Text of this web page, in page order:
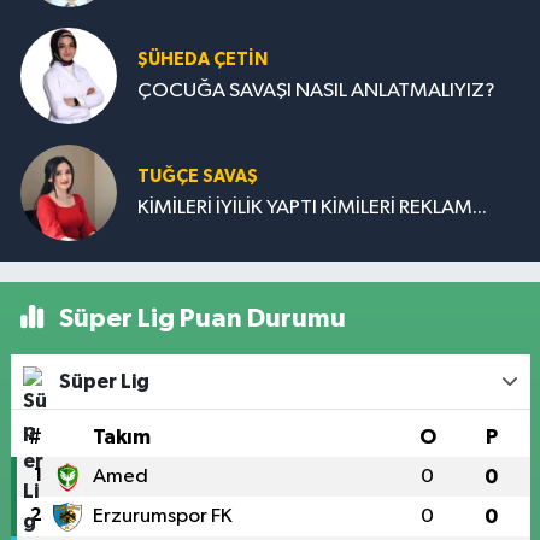
ŞÜHEDA ÇETİN
ÇOCUĞA SAVAŞI NASIL ANLATMALIYIZ?
TUĞÇE SAVAŞ
KİMİLERİ İYİLİK YAPTI KİMİLERİ REKLAM...
Süper Lig Puan Durumu
Süper Lig
# Takım O P
1 Amed 0 0
2 Erzurumspor FK 0 0